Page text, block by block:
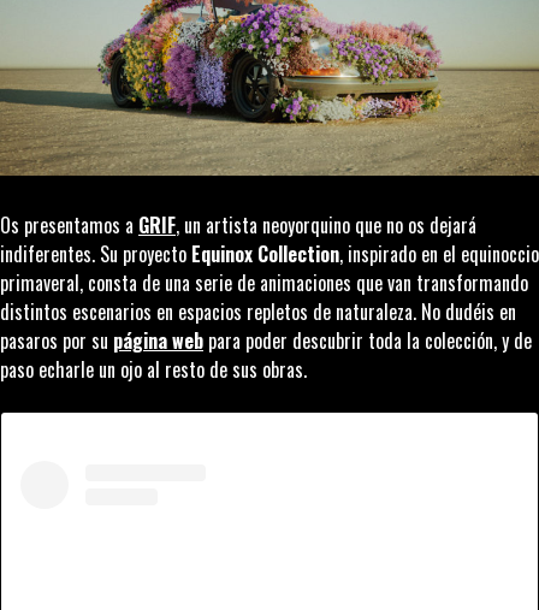
Os presentamos a GRIF, un artista neoyorquino que no os dejará
indiferentes. Su proyecto Equinox Collection, inspirado en el equinoccio
primaveral, consta de una serie de animaciones que van transformando
distintos escenarios en espacios repletos de naturaleza. No dudéis en
pasaros por su página web para poder descubrir toda la colección, y de
paso echarle un ojo al resto de sus obras.